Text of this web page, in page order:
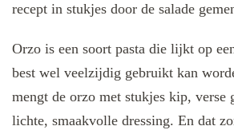
recept in stukjes door de salade
Orzo is een soort pasta die lijkt op
best wel veelzijdig gebruikt kan
mengt de orzo met stukjes kip, verse
lichte, smaakvolle dressing. En dat